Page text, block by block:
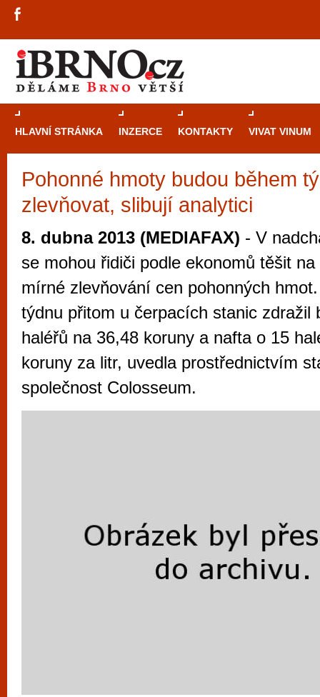
HLAVNÍ STRÁNKA INZERCE KONTAKTY VIVAT VINUM
Pohonné hmoty budou během
zlevňovat, slibují analytici
8. dubna 2013 (MEDIAFAX) - V
se mohou řidiči podle ekonomů těšit
mírné zlevňování cen pohonných
týdnu přitom u čerpacích stanic zdražil
haléřů na 36,48 koruny a nafta o 15
koruny za litr, uvedla prostřednictvím
společnost Colosseum.
Průvodce
Brně: Od
Brno je
zajímavé
restaurace,
Mimo jiné je ale také místem, kde si
vyzkoušet různé kasinové hry. V
metropoli naleznete širokou nabídku her
po moderní automaty jak pro pravidelné
příležitostné hráče. V...